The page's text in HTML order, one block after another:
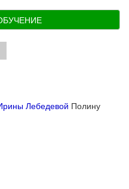
Лебедевой Полину